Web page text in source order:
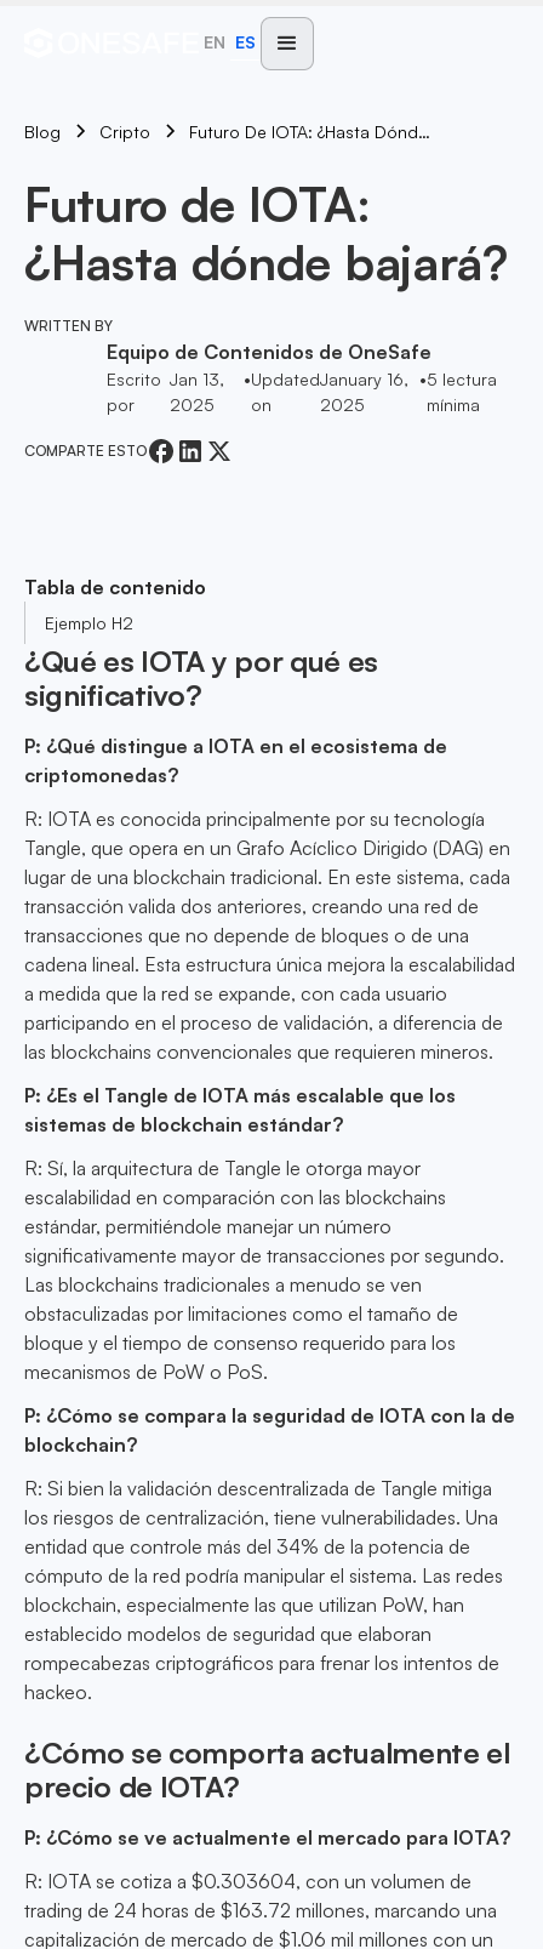
EN ES
Blog Cripto Futuro De IOTA: ¿Hasta Dónde Bajará?
Futuro de IOTA:
¿Hasta dónde bajará?
WRITTEN BY
Equipo de Contenidos de OneSafe
Escrito
por
Jan 13,
2025
•Updated
on
January 16,
2025
•5 lectura
mínima
COMPARTE ESTO
Tabla de contenido
Ejemplo H2
¿Qué es IOTA y por qué es
significativo?
P: ¿Qué distingue a IOTA en el ecosistema de
criptomonedas?
R: IOTA es conocida principalmente por su tecnología
Tangle, que opera en un Grafo Acíclico Dirigido (DAG) en
lugar de una blockchain tradicional. En este sistema, cada
transacción valida dos anteriores, creando una red de
transacciones que no depende de bloques o de una
cadena lineal. Esta estructura única mejora la escalabilidad
a medida que la red se expande, con cada usuario
participando en el proceso de validación, a diferencia de
las blockchains convencionales que requieren mineros.
P: ¿Es el Tangle de IOTA más escalable que los
sistemas de blockchain estándar?
R: Sí, la arquitectura de Tangle le otorga mayor
escalabilidad en comparación con las blockchains
estándar, permitiéndole manejar un número
significativamente mayor de transacciones por segundo.
Las blockchains tradicionales a menudo se ven
obstaculizadas por limitaciones como el tamaño de
bloque y el tiempo de consenso requerido para los
mecanismos de PoW o PoS.
P: ¿Cómo se compara la seguridad de IOTA con la de
blockchain?
R: Si bien la validación descentralizada de Tangle mitiga
los riesgos de centralización, tiene vulnerabilidades. Una
entidad que controle más del 34% de la potencia de
cómputo de la red podría manipular el sistema. Las redes
blockchain, especialmente las que utilizan PoW, han
establecido modelos de seguridad que elaboran
rompecabezas criptográficos para frenar los intentos de
hackeo.
¿Cómo se comporta actualmente el
precio de IOTA?
P: ¿Cómo se ve actualmente el mercado para IOTA?
R: IOTA se cotiza a $0.303604, con un volumen de
trading de 24 horas de $163.72 millones, marcando una
capitalización de mercado de $1.06 mil millones con un